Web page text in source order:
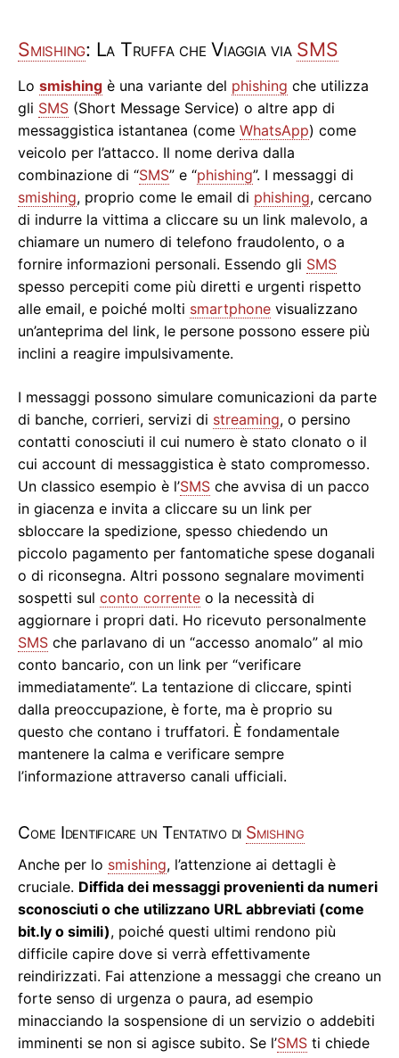
Smishing: La Truffa che Viaggia via SMS
Lo smishing è una variante del phishing che utilizza
gli SMS (Short Message Service) o altre app di
messaggistica istantanea (come WhatsApp) come
veicolo per l’attacco. Il nome deriva dalla
combinazione di “SMS” e “phishing”. I messaggi di
smishing, proprio come le email di phishing, cercano
di indurre la vittima a cliccare su un link malevolo, a
chiamare un numero di telefono fraudolento, o a
fornire informazioni personali. Essendo gli SMS
spesso percepiti come più diretti e urgenti rispetto
alle email, e poiché molti smartphone visualizzano
un’anteprima del link, le persone possono essere più
inclini a reagire impulsivamente.
I messaggi possono simulare comunicazioni da parte
di banche, corrieri, servizi di streaming, o persino
contatti conosciuti il cui numero è stato clonato o il
cui account di messaggistica è stato compromesso.
Un classico esempio è l’SMS che avvisa di un pacco
in giacenza e invita a cliccare su un link per
sbloccare la spedizione, spesso chiedendo un
piccolo pagamento per fantomatiche spese doganali
o di riconsegna. Altri possono segnalare movimenti
sospetti sul conto corrente o la necessità di
aggiornare i propri dati. Ho ricevuto personalmente
SMS che parlavano di un “accesso anomalo” al mio
conto bancario, con un link per “verificare
immediatamente”. La tentazione di cliccare, spinti
dalla preoccupazione, è forte, ma è proprio su
questo che contano i truffatori. È fondamentale
mantenere la calma e verificare sempre
l’informazione attraverso canali ufficiali.
Come Identificare un Tentativo di Smishing
Anche per lo smishing, l’attenzione ai dettagli è
cruciale. Diffida dei messaggi provenienti da numeri
sconosciuti o che utilizzano URL abbreviati (come
bit.ly o simili), poiché questi ultimi rendono più
difficile capire dove si verrà effettivamente
reindirizzati. Fai attenzione a messaggi che creano un
forte senso di urgenza o paura, ad esempio
minacciando la sospensione di un servizio o addebiti
imminenti se non si agisce subito. Se l’SMS ti chiede